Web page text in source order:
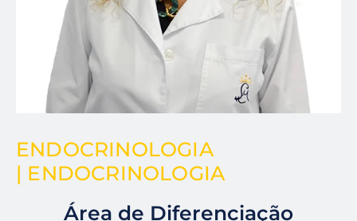
ENDOCRINOLOGIA
| ENDOCRINOLOGIA
Área de Diferenciação